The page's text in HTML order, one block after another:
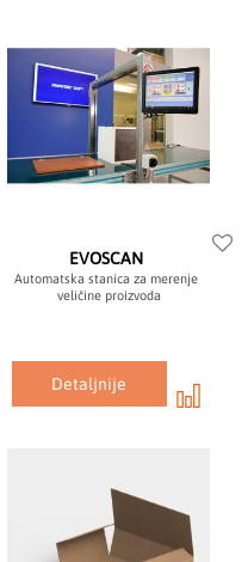
EVOSCAN
Automatska stanica za merenje
veličine proizvoda
Detaljnije